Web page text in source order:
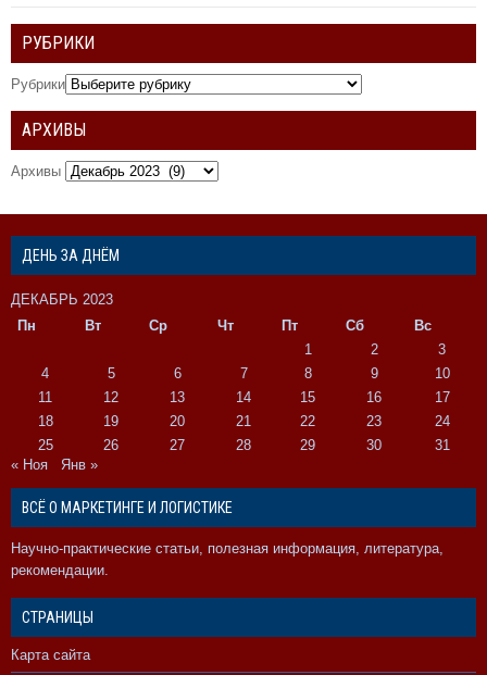
РУБРИКИ
Рубрики
АРХИВЫ
Архивы
ДЕНЬ ЗА ДНЁМ
ДЕКАБРЬ 2023
Пн
Вт Ср Чт Пт Сб
Вс
1
2
3
4
5 6 7 8 9
10
11
12 13 14 15 16
17
18
19 20 21 22 23
24
25
26 27 28 29 30
31
« Ноя
Янв »
ВСЁ О МАРКЕТИНГЕ И ЛОГИСТИКЕ
Научно-практические статьи, полезная информация, литература,
рекомендации.
СТРАНИЦЫ
Карта сайта